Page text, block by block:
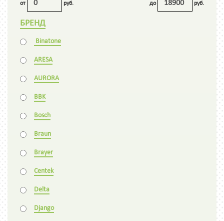
от руб. до руб.
БРЕНД
Binatone
ARESA
AURORA
BBK
Bosch
Braun
Brayer
Centek
Delta
Django